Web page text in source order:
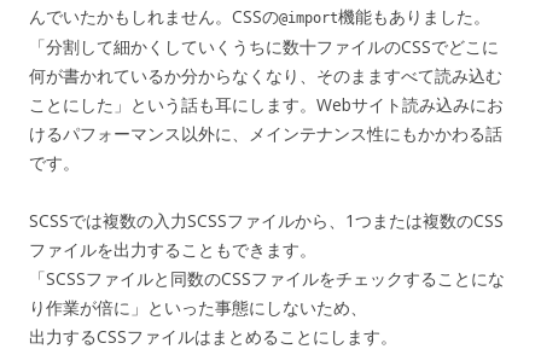
んでいたかもしれません。CSSの@import機能もありました。
「分割して細かくしていくうちに数十ファイルのCSSでどこに
何が書かれているか分からなくなり、そのまますべて読み込む
ことにした」という話も耳にします。Webサイト読み込みにお
けるパフォーマンス以外に、メインテナンス性にもかかわる話
です。
SCSSでは複数の入力SCSSファイルから、1つまたは複数のCSS
ファイルを出力することもできます。
「SCSSファイルと同数のCSSファイルをチェックすることにな
り作業が倍に」といった事態にしないため、
出力するCSSファイルはまとめることにします。